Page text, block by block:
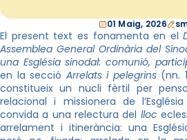
01 Maig, 2026
El present text es fonamenta en el
Assemblea General Ordinària del
una Església sinodal: comunió,
en la secció Arrelats i pelegrins(nn.
constitueix un nucli fèrtil per
relacional i missionera de
convida a una relectura del lloc
arrelament i itinerància: una